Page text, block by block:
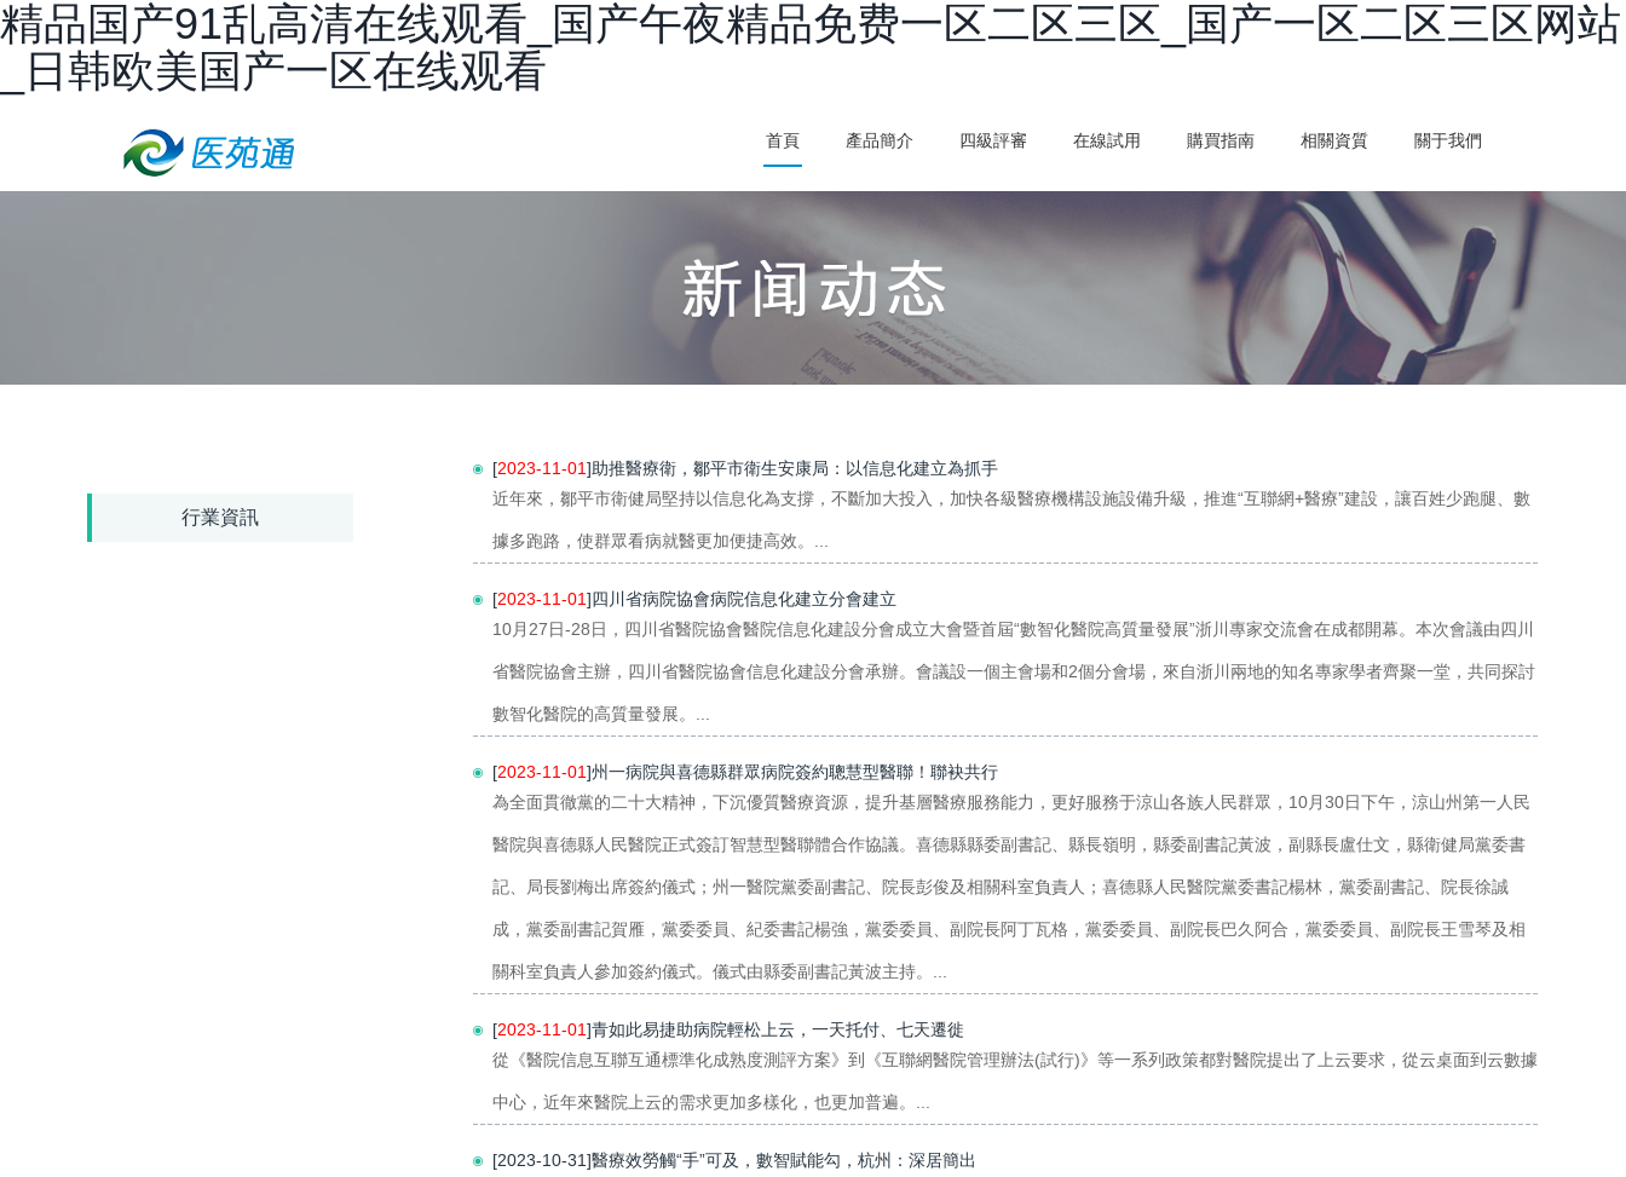
精品国产91乱高清在线观看_国产午夜精品免费一区二区三区_国产一区二区三区网站
_日韩欧美国产一区在线观看
首頁 產品簡介 四級評審 在線試用 購買指南 相關資質 關于我們
行業資訊
[2023-11-01]助推醫療衛，鄒平市衛生安康局：以信息化建立為抓手
近年來，鄒平市衛健局堅持以信息化為支撐，不斷加大投入，加快各級醫療機構設施設備升級，推進“互聯網+醫療”建設，讓百姓少跑腿、數
據多跑路，使群眾看病就醫更加便捷高效。...
[2023-11-01]四川省病院協會病院信息化建立分會建立
10月27日-28日，四川省醫院協會醫院信息化建設分會成立大會暨首屆“數智化醫院高質量發展”浙川專家交流會在成都開幕。本次會議由四川
省醫院協會主辦，四川省醫院協會信息化建設分會承辦。會議設一個主會場和2個分會場，來自浙川兩地的知名專家學者齊聚一堂，共同探討
數智化醫院的高質量發展。...
[2023-11-01]州一病院與喜德縣群眾病院簽約聰慧型醫聯！聯袂共行
為全面貫徹黨的二十大精神，下沉優質醫療資源，提升基層醫療服務能力，更好服務于涼山各族人民群眾，10月30日下午，涼山州第一人民
醫院與喜德縣人民醫院正式簽訂智慧型醫聯體合作協議。喜德縣縣委副書記、縣長嶺明，縣委副書記黃波，副縣長盧仕文，縣衛健局黨委書
記、局長劉梅出席簽約儀式；州一醫院黨委副書記、院長彭俊及相關科室負責人；喜德縣人民醫院黨委書記楊林，黨委副書記、院長徐誠
成，黨委副書記賀雁，黨委委員、紀委書記楊強，黨委委員、副院長阿丁瓦格，黨委委員、副院長巴久阿合，黨委委員、副院長王雪琴及相
關科室負責人參加簽約儀式。儀式由縣委副書記黃波主持。...
[2023-11-01]青如此易捷助病院輕松上云，一天托付、七天遷徙
從《醫院信息互聯互通標準化成熟度測評方案》到《互聯網醫院管理辦法(試行)》等一系列政策都對醫院提出了上云要求，從云桌面到云數據
中心，近年來醫院上云的需求更加多樣化，也更加普遍。...
[2023-10-31]醫療效勞觸“手”可及，數智賦能勾，杭州：深居簡出